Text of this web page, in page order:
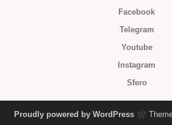
Facebook
Telegram
Youtube
Instagram
Sfero
Proudly powered by WordPress